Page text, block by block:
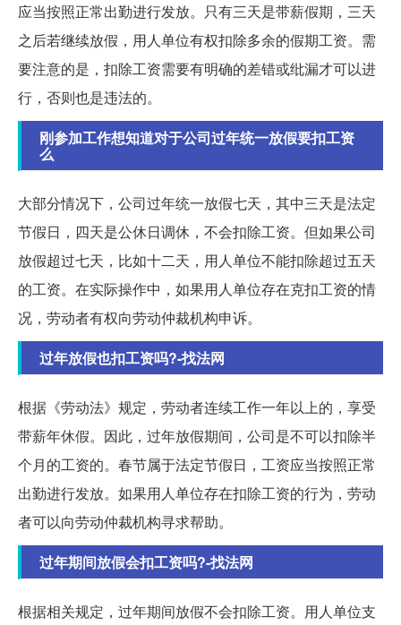
应当按照正常出勤进行发放。只有三天是带薪假期，三天
之后若继续放假，用人单位有权扣除多余的假期工资。需
要注意的是，扣除工资需要有明确的差错或纰漏才可以进
行，否则也是违法的。
刚参加工作想知道对于公司过年统一放假要扣工资
么
大部分情况下，公司过年统一放假七天，其中三天是法定
节假日，四天是公休日调休，不会扣除工资。但如果公司
放假超过七天，比如十二天，用人单位不能扣除超过五天
的工资。在实际操作中，如果用人单位存在克扣工资的情
况，劳动者有权向劳动仲裁机构申诉。
过年放假也扣工资吗?-找法网
根据《劳动法》规定，劳动者连续工作一年以上的，享受
带薪年休假。因此，过年放假期间，公司是不可以扣除半
个月的工资的。春节属于法定节假日，工资应当按照正常
出勤进行发放。如果用人单位存在扣除工资的行为，劳动
者可以向劳动仲裁机构寻求帮助。
过年期间放假会扣工资吗?-找法网
根据相关规定，过年期间放假不会扣除工资。用人单位支